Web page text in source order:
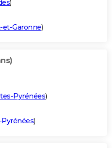
)
et-Garonne)
Pyrénées)
)